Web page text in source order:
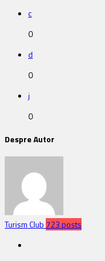
c
0
d
0
j
0
Despre Autor
Turism Club 723 posts